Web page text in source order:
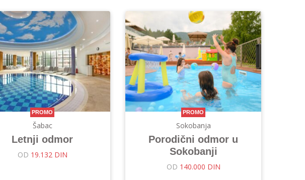
PROMO
Šabac
Letnji odmor
OD 19.132 DIN
PROMO
Sokobanja
Porodični odmor u
Sokobanji
OD 140.000 DIN